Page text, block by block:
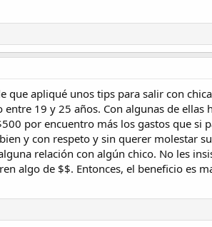
que apliqué unos tips para salir con
19 y 25 años. Con algunas de ellas
por encuentro más los gastos que si
y con respeto y sin querer molestar
relación con algún chico. No les
algo de $$. Entonces, el beneficio es